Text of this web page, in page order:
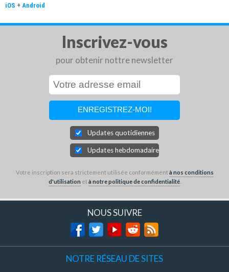
iOS + Android
Inscrivez-vous
pour obtenir nottre newsletter
Updates quotidiennes
Updates hebdomadaires
Votre inscription sera strictement utilisée conformémentà nos conditions
d'utilisation età notre politique de confidentialité.
NOUS SUIVRE
NOTRE RÉSEAU DE SITES